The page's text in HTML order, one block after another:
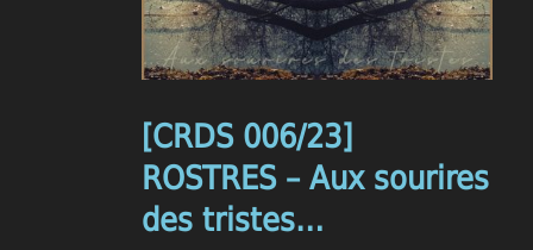
[CRDS 006/23]
ROSTRES – Aux sourires
des tristes…